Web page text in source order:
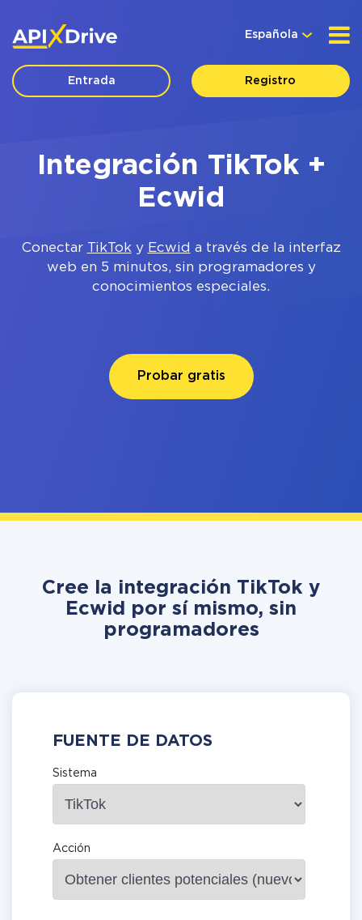
Española
Entrada Registro
Integración TikTok +
Ecwid
Conectar TikToky Ecwid a través de la interfaz
web en 5 minutos, sin programadores y
conocimientos especiales.
Probar gratis
Cree la integración TikTok y
Ecwid por sí mismo, sin
programadores
FUENTE DE DATOS
Sistema
Acción